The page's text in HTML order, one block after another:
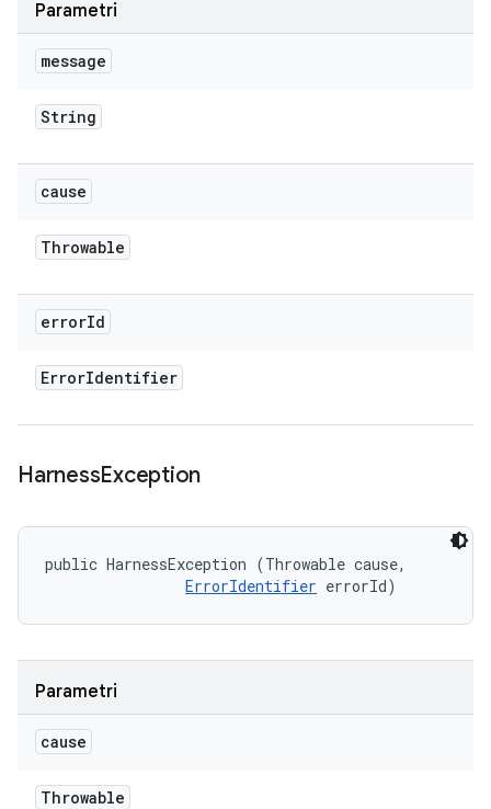
Parametri
message
String
cause
Throwable
errorId
ErrorIdentifier
HarnessException
public HarnessException (Throwable cause,
ErrorIdentifier errorId)
Parametri
cause
Throwable